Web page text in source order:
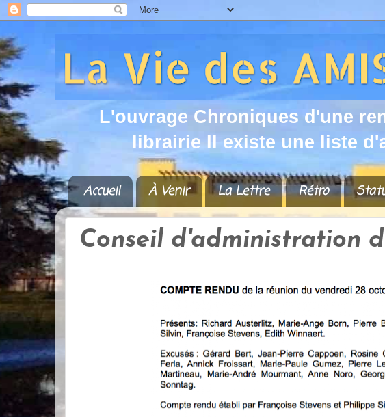
L'ouvrage C hroniques d 'une re
i brairie I existe une iste d '
Accueil À Venir La Lettre Rétro
Conseil d'administration